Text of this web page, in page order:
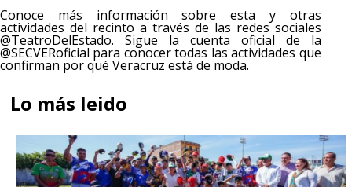
Conoce más información sobre esta y otras
actividades del recinto a través de las redes sociales
@TeatroDelEstado. Sigue la cuenta oficial de la
@SECVERoficial para conocer todas las actividades que
confirman por qué Veracruz está de moda.
Lo más leido